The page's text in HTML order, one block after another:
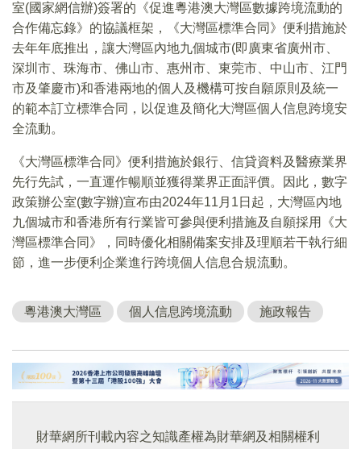
室(國家網信辦)簽署的《促進粵港澳大灣區數據跨境流動的
合作備忘錄》的協議框架，《大灣區標準合同》便利措施於
去年年底推出，讓大灣區內地九個城市(即廣東省廣州市、
深圳市、珠海市、佛山市、惠州市、東莞市、中山市、江門
市及肇慶市)和香港兩地的個人及機構可按自願原則及統一
的範本訂立標準合同，以促進及簡化大灣區個人信息跨境安
全流動。
《大灣區標準合同》便利措施於銀行、信貸資料及醫療業界
先行先試，一直運作暢順並獲得業界正面評價。因此，數字
政策辦公室(數字辦)宣布由2024年11月1日起，大灣區內地
九個城市和香港所有行業皆可參與便利措施及自願採用《大
灣區標準合同》，同時優化相關備案安排及理順若干執行細
節，進一步便利企業進行跨境個人信息合規流動。
粵港澳大灣區 個人信息跨境流動 施政報告
財華網所刊載內容之知識產權為財華網及相關權利